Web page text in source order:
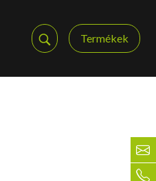
Termékek